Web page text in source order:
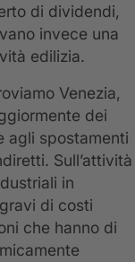
di dividendi,
invece una
edilizia.
Venezia,
dei
agli spostamenti
Sull’attività
in
di costi
che hanno di